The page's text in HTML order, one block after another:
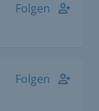
Folgen
Folgen